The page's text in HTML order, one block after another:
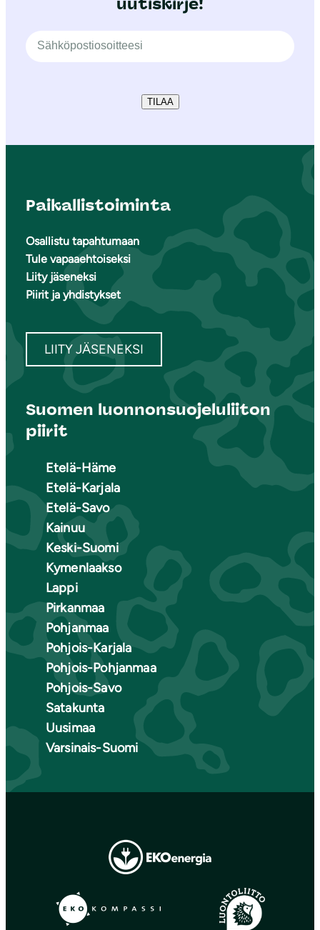
TILAA
Paikallistoiminta
Osallistu tapahtumaan
Tule vapaaehtoiseksi
Liity jäseneksi
Piirit ja yhdistykset
LIITY JÄSENEKSI
Suomen luonnonsuojeluliiton
piirit
Etelä-Häme
Etelä-Karjala
Etelä-Savo
Kainuu
Keski-Suomi
Kymenlaakso
Lappi
Pirkanmaa
Pohjanmaa
Pohjois-Karjala
Pohjois-Pohjanmaa
Pohjois-Savo
Satakunta
Uusimaa
Varsinais-Suomi